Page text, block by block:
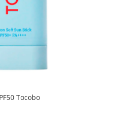
Tocobo